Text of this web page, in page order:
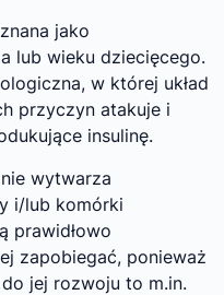
jako
lub wieku dziecięcego.
w której układ
przyczyn atakuje i
insulinę.
wytwarza
i/lub komórki
prawidłowo
zapobiegać, ponieważ
jej rozwoju to m.in.